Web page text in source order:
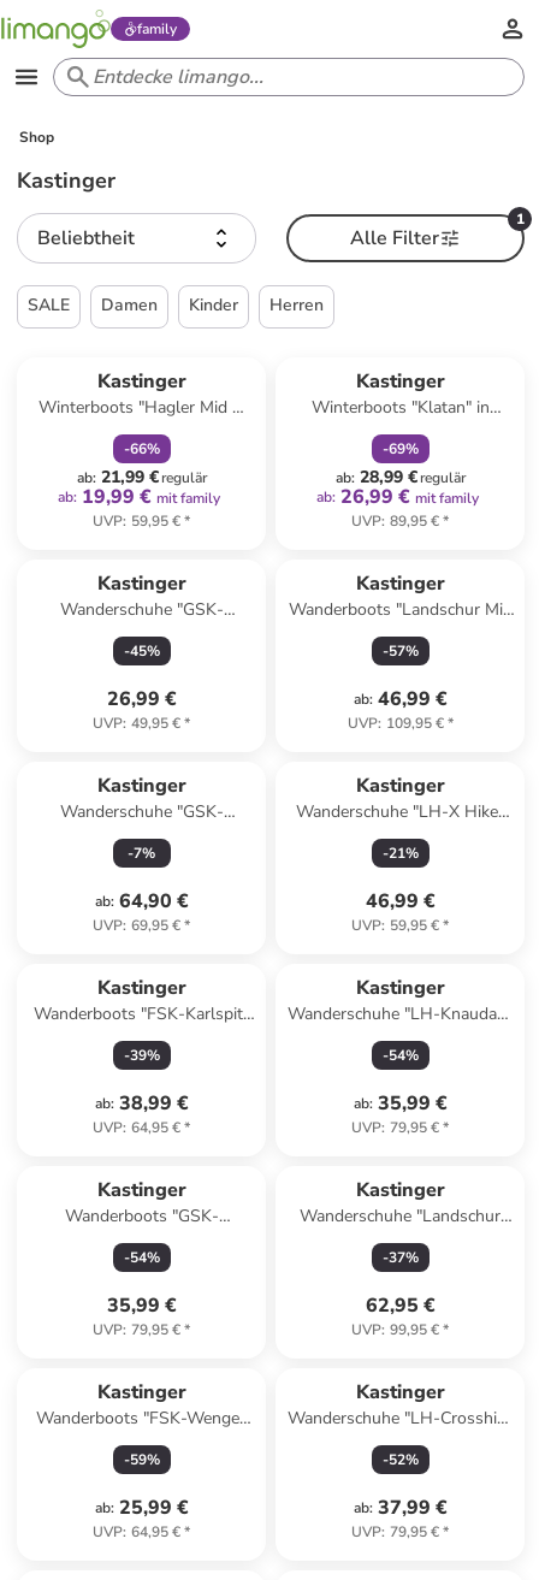
family
Shop
Kastinger
Beliebtheit
1
Alle Filter
SALE Damen Kinder Herren
Kastinger
Winterboots "Hagler Mid V
KTX" in Dunkelblau
-66%
ab: 21,99 €regulär
ab: 19,99 € mit family
UVP: 59,95 €*
Kastinger
Winterboots "Klatan" in
Dunkelblau/ Gelb
-69%
ab: 28,99 €regulär
ab: 26,99 € mit family
UVP: 89,95 €*
Kastinger
Wanderschuhe "GSK-
Airyhiker Low" in Dunkelblau/
Limette
-45%
26,99 €
UVP: 49,95 €*
Kastinger
Wanderboots "Landschur Mid
KTX" in Hellbraun
-57%
ab: 46,99 €
UVP: 109,95 €*
Kastinger
Wanderschuhe "GSK-
Norderner Low XT KTX" in
Dunkelblau/ Limette
-7%
ab: 64,90 €
UVP: 69,95 €*
Kastinger
Wanderschuhe "LH-X Hiker
Low" in Grau/ Hellblau
-21%
46,99 €
UVP: 59,95 €*
Kastinger
Wanderboots "FSK-Karlspitz
Mid EV KTX" in Grau/ Orange
-39%
ab: 38,99 €
UVP: 64,95 €*
Kastinger
Wanderschuhe "LH-Knaudach
Low KTX" in Grau/ Türkis
-54%
ab: 35,99 €
UVP: 79,95 €*
Kastinger
Wanderboots "GSK-
Norderner Mid XT KTX" in
Grau/ Türkis
-54%
35,99 €
UVP: 79,95 €*
Kastinger
Wanderschuhe "Landschur
Low KTX" in Schwarz
-37%
62,95 €
UVP: 99,95 €*
Kastinger
Wanderboots "FSK-Wenger
Mid XT KTX" in Schwarz/ Grün
-59%
ab: 25,99 €
UVP: 64,95 €*
Kastinger
Wanderschuhe "LH-Crosshike
Low KTX" in Schwarz/ Grau
-52%
ab: 37,99 €
UVP: 79,95 €*